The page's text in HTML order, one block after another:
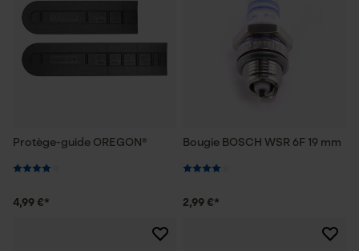
Protège-guide OREGON®
4,99 €*
Bougie BOSCH WSR 6F 19 mm
2,99 €*